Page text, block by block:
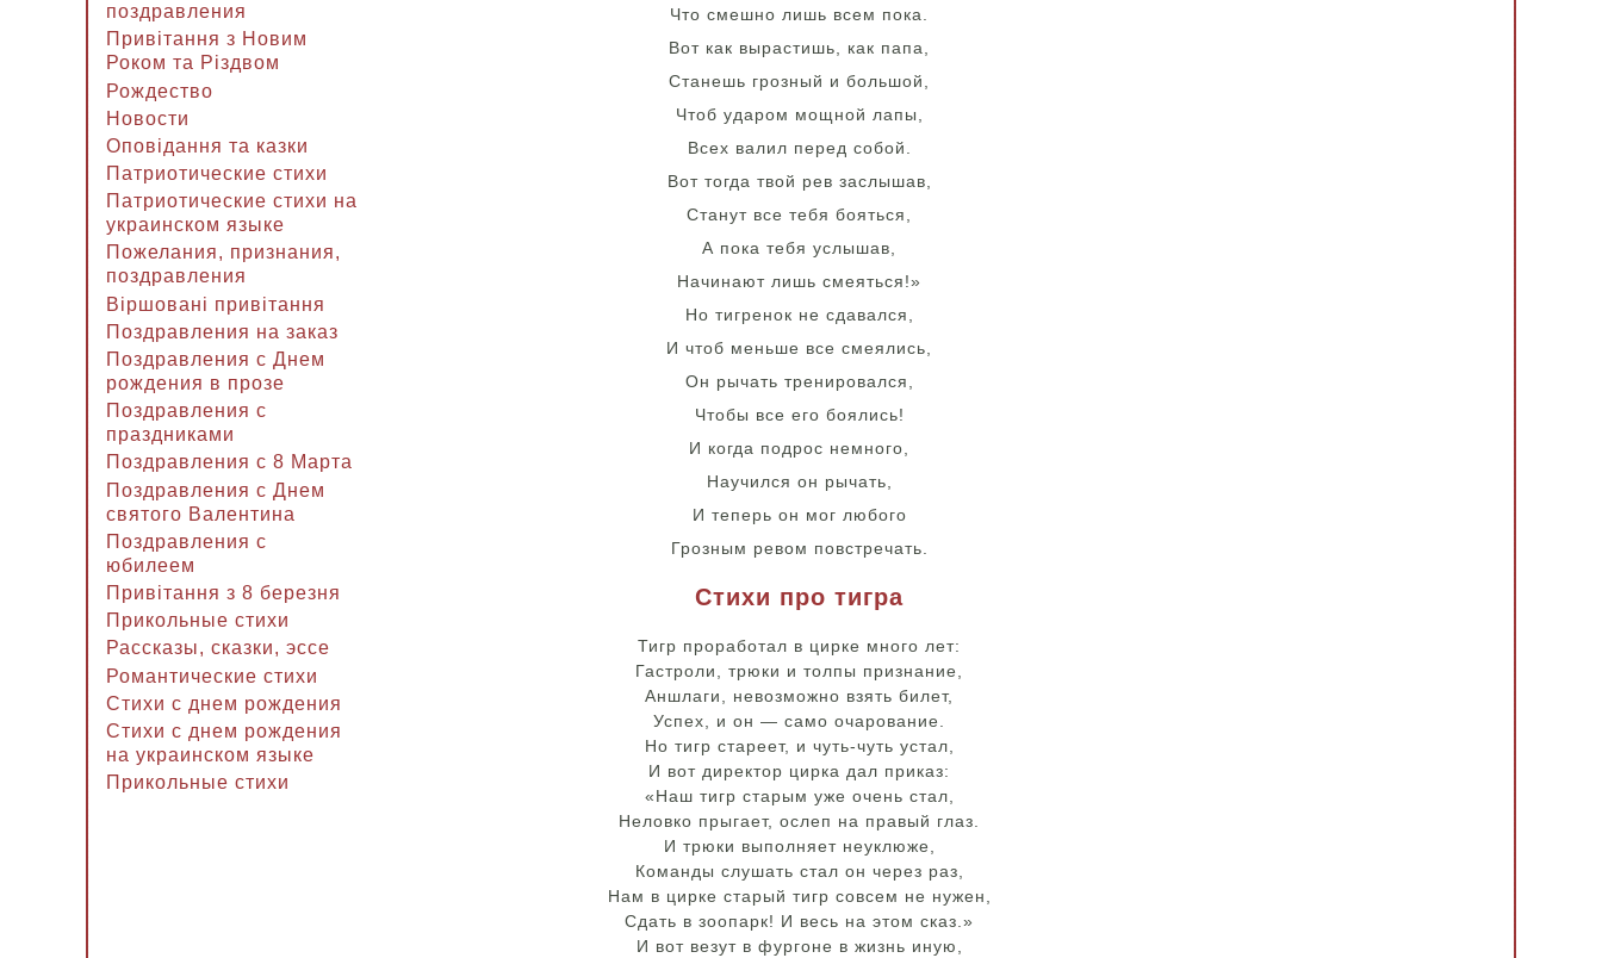
поздравления
Привітання з Новим
Роком та Різдвом
Рождество
Новости
Оповідання та казки
Патриотические стихи
Патриотические стихи на
украинском языке
Пожелания, признания,
поздравления
Віршовані привітання
Поздравления на заказ
Поздравления с Днем
рождения в прозе
Поздравления с
праздниками
Поздравления с 8 Марта
Поздравления с Днем
святого Валентина
Поздравления с
юбилеем
Привітання з 8 березня
Прикольные стихи
Рассказы, сказки, эссе
Романтические стихи
Стихи с днем рождения
Стихи с днем рождения
на украинском языке
Прикольные стихи
Что смешно лишь всем пока.
Вот как вырастишь, как папа,
Станешь грозный и большой,
Чтоб ударом мощной лапы,
Всех валил перед собой.
Вот тогда твой рев заслышав,
Станут все тебя бояться,
А пока тебя услышав,
Начинают лишь смеяться!»
Но тигренок не сдавался,
И чтоб меньше все смеялись,
Он рычать тренировался,
Чтобы все его боялись!
И когда подрос немного,
Научился он рычать,
И теперь он мог любого
Грозным ревом повстречать.
Стихи про тигра
Тигр проработал в цирке много лет:
Гастроли, трюки и толпы признание,
Аншлаги, невозможно взять билет,
Успех, и он — само очарование.
Но тигр стареет, и чуть-чуть устал,
И вот директор цирка дал приказ:
«Наш тигр старым уже очень стал,
Неловко прыгает, ослеп на правый глаз.
И трюки выполняет неуклюже,
Команды слушать стал он через раз,
Нам в цирке старый тигр совсем не нужен,
Сдать в зоопарк! И весь на этом сказ.»
И вот везут в фургоне в жизнь иную,